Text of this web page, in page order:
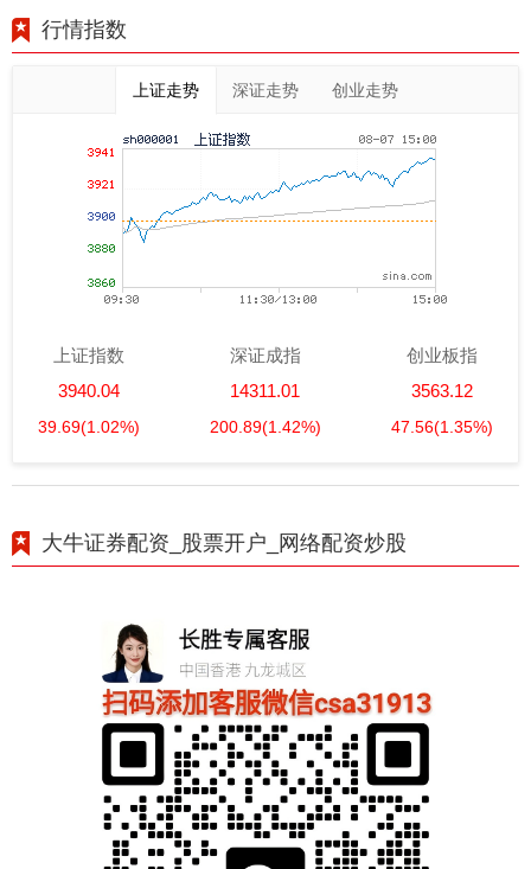
行情指数
上证走势 深证走势 创业走势
上证指数
3940.04
39.69(1.02%)
深证成指
14311.01
200.89(1.42%)
创业板指
3563.12
47.56(1.35%)
大牛证券配资_股票开户_网络配资炒股